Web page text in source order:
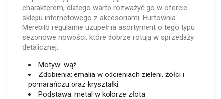
charakterem, dlatego warto rozważyć go w ofercie
sklepu internetowego z akcesoriami. Hurtownia
Merebilo regularnie uzupełnia asortyment o tego typu
sezonowe nowości, które dobrze rotują w sprzedaży
detalicznej.
Motyw: wąż
Zdobienia: emalia w odcieniach zieleni, żółci i
pomarańczu oraz kryształki
Podstawa: metal w kolorze złota